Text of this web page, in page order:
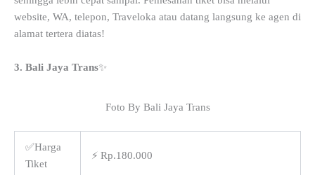
website, WA, telepon, Traveloka atau datang langsung ke agen di
alamat tertera diatas!
3. Bali Jaya Trans✨
Foto By Bali Jaya Trans
✅Harga
Tiket
⚡ Rp.180.000